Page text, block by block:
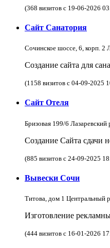
(368 визитов с 19-06-2026
Сайт Санатория
Сочинское шоссе, 6, корп. 2
Создание сайта для
(1158 визитов с 04-09-2025
Сайт Отеля
Бризовая 199/6
Создание Сайта сдачи
(885 визитов с 24-09-2025
Вывески Сочи
Титова, дом 1 Центральный
Изготовление
(444 визитов с 16-01-2026